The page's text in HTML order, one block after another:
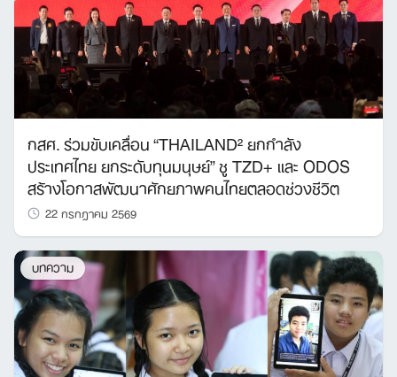
กสศ. ร่วมขับเคลื่อน “THAILAND² ยกกำลัง
ประเทศไทย ยกระดับทุนมนุษย์” ชู TZD+ และ ODOS
สร้างโอกาสพัฒนาศักยภาพคนไทยตลอดช่วงชีวิต
22 กรกฎาคม 2569
บทความ